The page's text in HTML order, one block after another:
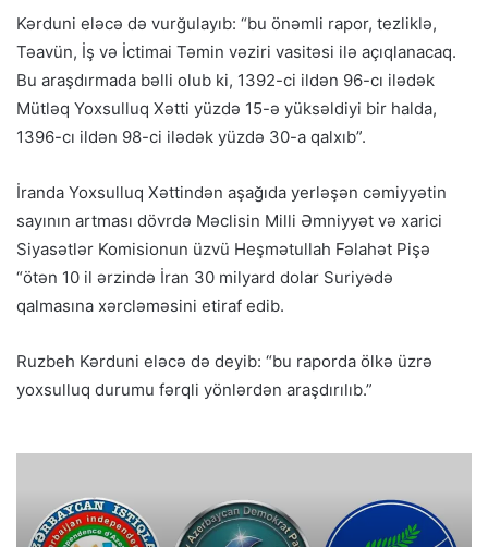
Kərduni eləcə də vurğulayıb: “bu önəmli rapor, tezliklə,
Təavün, İş və İctimai Təmin vəziri vasitəsi ilə açıqlanacaq.
Bu araşdırmada bəlli olub ki, 1392-ci ildən 96-cı ilədək
Mütləq Yoxsulluq Xətti yüzdə 15-ə yüksəldiyi bir halda,
1396-cı ildən 98-ci ilədək yüzdə 30-a qalxıb”.
İranda Yoxsulluq Xəttindən aşağıda yerləşən cəmiyyətin
sayının artması dövrdə Məclisin Milli Əmniyyət və xarici
Siyasətlər Komisionun üzvü Heşmətullah Fəlahət Pişə
“ötən 10 il ərzində İran 30 milyard dolar Suriyədə
qalmasına xərcləməsini etiraf edib.
Ruzbeh Kərduni eləcə də deyib: “bu raporda ölkə üzrə
yoxsulluq durumu fərqli yönlərdən araşdırılıb.”